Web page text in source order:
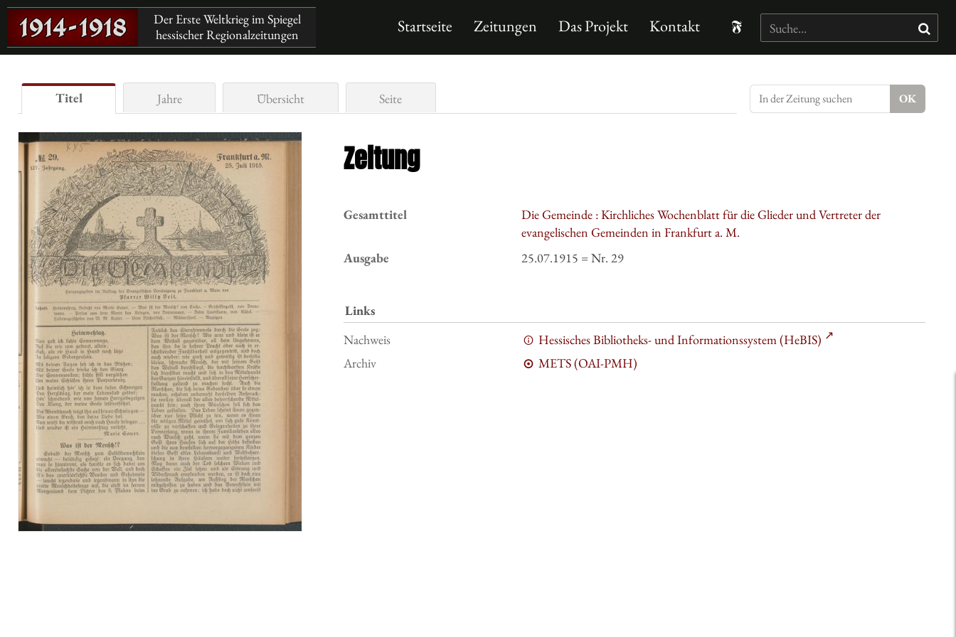
Der Erste Weltkrieg im Spiegel
hessischer Regionalzeitungen
Startseite Zeitungen Das Projekt Kontakt
Titel Jahre Übersicht Seite
Zeitung
Gesamttitel
Die Gemeinde : Kirchliches Wochenblatt für die Glieder und Vertreter der
evangelischen Gemeinden in Frankfurt a. M.
Ausgabe
25.07.1915 = Nr. 29
Links
Nachweis
Hessisches Bibliotheks- und Informationssystem (HeBIS)
Archiv
METS (OAI-PMH)